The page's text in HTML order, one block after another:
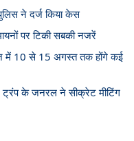
ने दर्ज किया केस
पर टिकी सबकी नजरें
में 10 से 15 अगस्त तक होंगे कई
ट्रंप के जनरल ने सीक्रेट मीटिंग